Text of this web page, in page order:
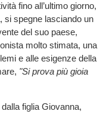
fino all’ultimo giorno,
si spegne lasciando un
del suo paese,
molto stimata, una
e alle esigenze della
"Si prova più gioia
figlia Giovanna,